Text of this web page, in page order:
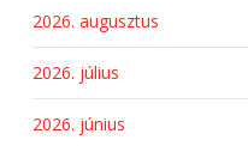
2026. augusztus
2026. július
2026. június